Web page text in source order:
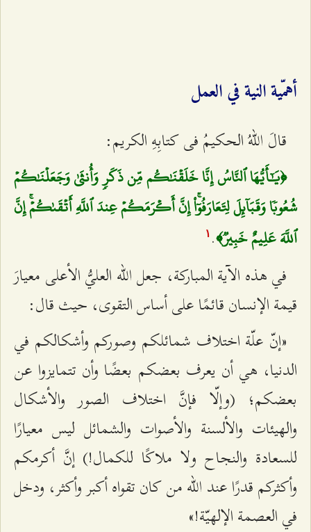
أهمّية النية في العمل
قالَ اللهُ الحكيمُ فی كتابِهِ الكريم:
﴿يَٰٓأَيُّهَا ٱلنَّاسُ إِنَّا خَلَقۡنَٰكُم مِّن ذَكَرٖ وَأُنثَىٰ وَجَعَلۡنَٰكُمۡ
شُعُوبٗا وَقَبَآئِلَ لِتَعَارَفُوٓاْۚ إِنَّ أَكۡرَمَكُمۡ عِندَ ٱللَّهِ أَتۡقَىٰكُمۡۚ إِنَّ
ٱللَّهَ عَلِيمٌ خَبِيرٞ﴾. ۱
في هذه الآية المباركة، جعل الله العليُّ الأعلى معيارَ
قيمة الإنسان قائمًا على أساس التقوى، حيث قال:
«إنّ علّة اختلاف شمائلكم وصوركم وأشكالكم في
الدنيا، هي أن يعرف بعضكم بعضًا وأن تتمايزوا عن
بعضكم؛ (وإلّا فإنَّ اختلاف الصور والأشكال
والهيئات والألسنة والأصوات والشمائل ليس معيارًا
للسعادة والنجاح ولا ملاكًا للكمال!) إنَّ أكرمكم
وأكثركم قدرًا عند الله من كان تقواه أكبر وأكثر، ودخل
في العصمة الإلهيّة!»